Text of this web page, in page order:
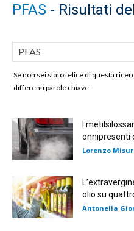
PFAS - Risultati
Se non sei stato felice di questa
differenti parole chiave
I
onnipresenti
Lorenzo
olio su
Antonella